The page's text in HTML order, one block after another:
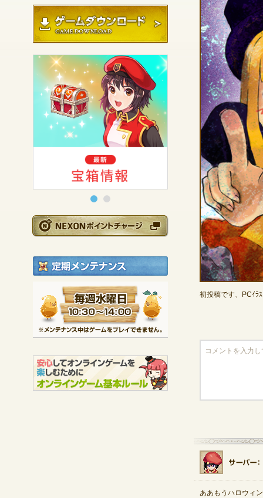
ゲームダウンロード
NEXONポイントチ
定期メンテナンス
初投稿です、PCｲﾗ
ああもうハロウィ